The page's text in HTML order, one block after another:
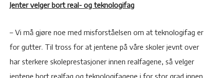
Jenter velger bort real- og teknologifag
– Vi må gjøre noe med misforståelsen om at teknologifag er
for gutter. Til tross for at jentene på våre skoler jevnt over
har sterkere skoleprestasjoner innen realfagene, så velger
jentene bort realfag og teknologifagene i for stor grad innen